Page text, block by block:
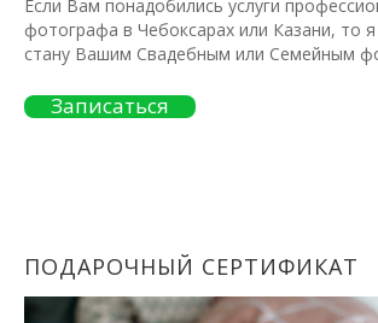
Если Вам понадобились услуги
фотографа в Чебоксарах или Казани, то
стану Вашим Свадебным или Семейным
Записаться
ПОДАРОЧНЫЙ СЕРТИФИКАТ